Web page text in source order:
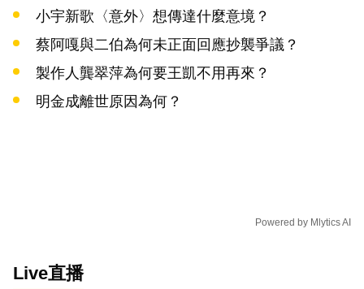
小宇新歌〈意外〉想傳達什麼意境？
蔡阿嘎與二伯為何未正面回應抄襲爭議？
製作人龔翠萍為何要王凱不用再來？
明金成離世原因為何？
Powered by Mlytics AI
Live直播